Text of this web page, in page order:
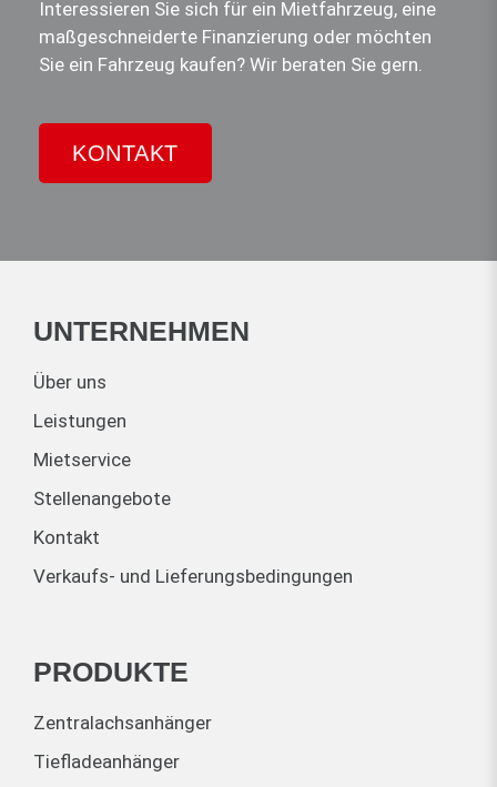
Interessieren Sie sich für ein Mietfahrzeug, eine
maßgeschneiderte Finanzierung oder möchten
Sie ein Fahrzeug kaufen? Wir beraten Sie gern.
KONTAKT
UNTERNEHMEN
Über uns
Leistungen
Mietservice
Stellenangebote
Kontakt
Verkaufs- und Lieferungsbedingungen
PRODUKTE
Zentralachsanhänger
Tiefladeanhänger